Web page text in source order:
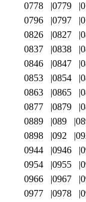
0778
0779
0796
0797
0826
0827
0837
0838
0846
0847
0853
0854
0863
0865
0877
0879
0889
089
0898
092
0944
0946
0954
0955
0966
0967
0977
0978